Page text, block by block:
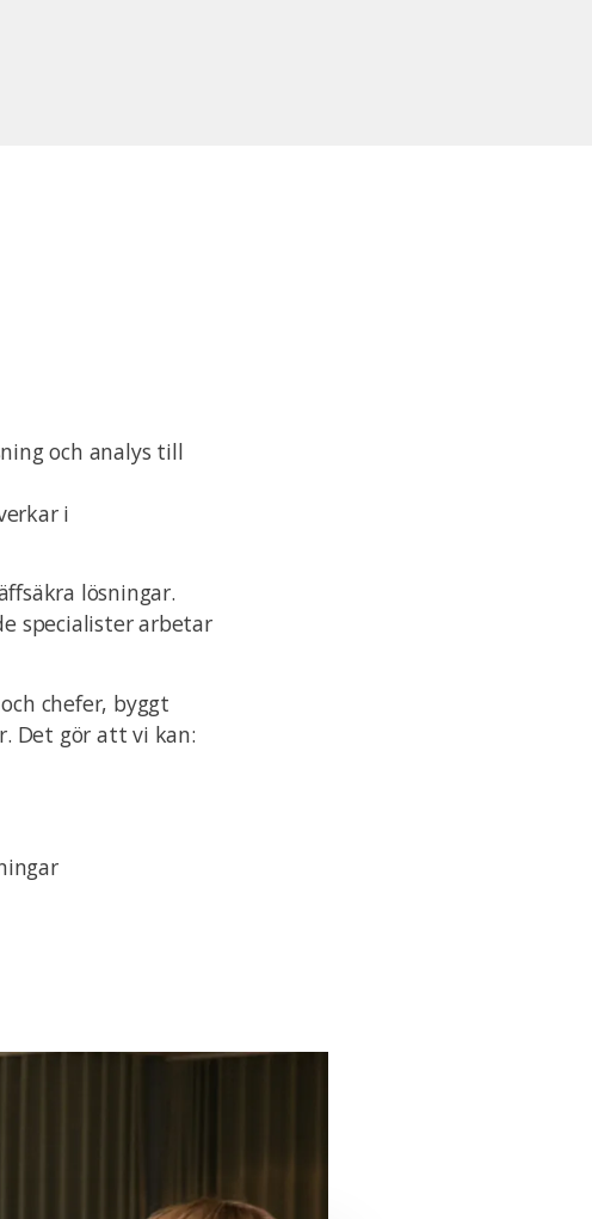
och analys till
i
lösningar.
specialister arbetar
chefer, byggt
Det gör att vi kan: